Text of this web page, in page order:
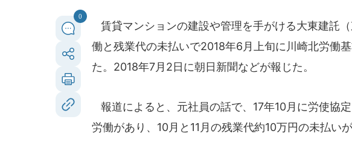
0
賃貸マンションの建設や管理を手がける大東建託
働と残業代の未払いで2018年6月上旬に川崎北労働
た。2018年7月2日に朝日新聞などが報じた。
報道によると、元社員の話で、17年10月に労使協
労働があり、10月と11月の残業代約10万円の未払いが